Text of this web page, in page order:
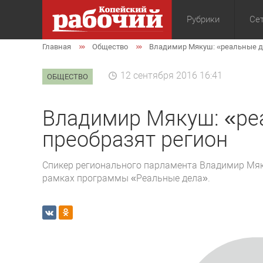
Рубрики
Общество
Главная Общество Владимир Мякуш: «реальные
ОБЩЕСТВО 12 сентября 2016 16:41
Владимир Мякуш:
преобразят регион
Спикер регионального парламента Владимир
рамках программы «Реальные дела».